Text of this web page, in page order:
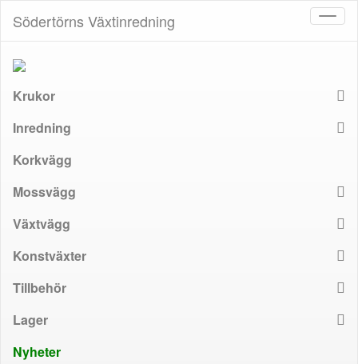
Södertörns Växtinredning
Krukor
Inredning
Korkvägg
Mossvägg
Växtvägg
Konstväxter
Tillbehör
Lager
Nyheter